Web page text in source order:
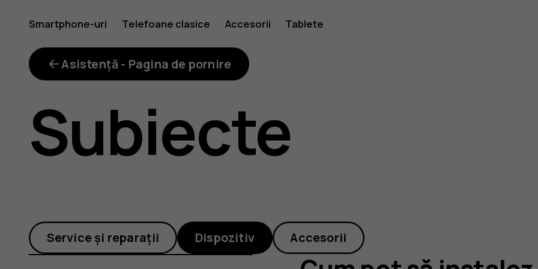
Cum
pot
să
instalez
Smartphone-uri Telefoane clasice Accesorii Tablete
Asistență - Pagina de pornire
Subiecte
Service și reparații Dispozitiv Accesorii